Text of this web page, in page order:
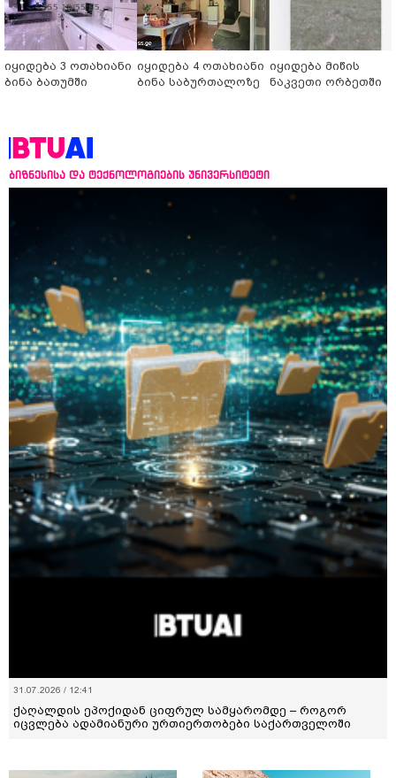
იყიდება 3 ოთახიანი
ბინა ბათუმში
იყიდება 4 ოთახიანი
ბინა საბურთალოზე
იყიდება მიწის
ნაკვეთი ორბეთში
ბიზნესისა და ტექნოლოგიების უნივერსიტეტი
31.07.2026 / 12:41
ქაღალდის ეპოქიდან ციფრულ სამყარომდე – როგორ
იცვლება ადამიანური ურთიერთობები საქართველოში